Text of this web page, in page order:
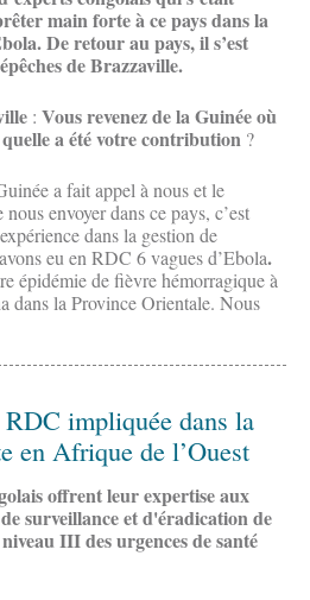
main forte à ce pays dans la
De retour au pays, il s’est
de Brazzaville.
: Vous revenez de la Guinée où
a été votre contribution ?
a fait appel à nous et le
envoyer dans ce pays, c’est
dans la gestion de
eu en RDC 6 vagues d’Ebola.
épidémie de fièvre hémorragique à
dans la Province Orientale. Nous
impliquée dans la
en Afrique de l’Ouest
offrent leur expertise aux
surveillance et d'éradication de
III des urgences de santé